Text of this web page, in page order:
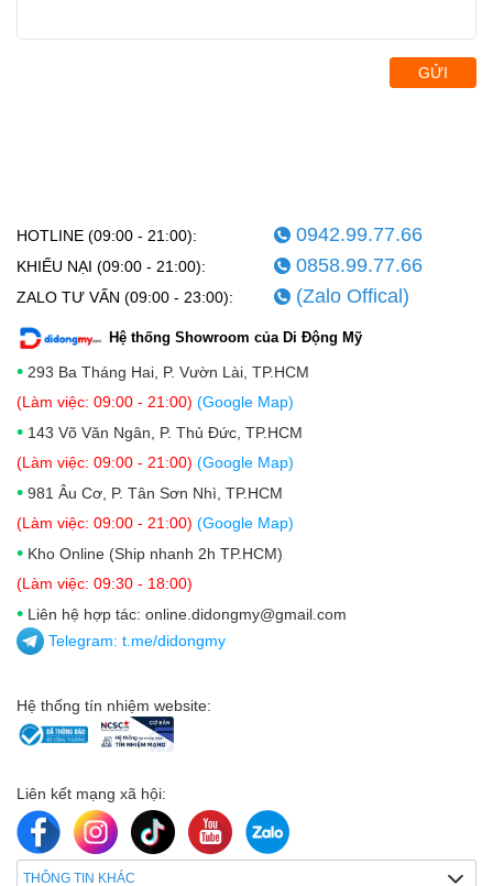
GỬI
HOTLINE (09:00 - 21:00): 0942.99.77.66
KHIẾU NẠI (09:00 - 21:00): 0858.99.77.66
ZALO TƯ VẤN (09:00 - 23:00): (Zalo Offical)
Hệ thống Showroom của Di Động Mỹ
• 293 Ba Tháng Hai, P. Vườn Lài, TP.HCM
(Làm việc: 09:00 - 21:00) (Google Map)
• 143 Võ Văn Ngân, P. Thủ Đức, TP.HCM
(Làm việc: 09:00 - 21:00) (Google Map)
• 981 Âu Cơ, P. Tân Sơn Nhì, TP.HCM
(Làm việc: 09:00 - 21:00) (Google Map)
• Kho Online (Ship nhanh 2h TP.HCM)
(Làm việc: 09:30 - 18:00)
• Liên hệ hợp tác: online.didongmy@gmail.com
Telegram: t.me/didongmy
Hệ thống tín nhiệm website:
Liên kết mạng xã hội:
THÔNG TIN KHÁC